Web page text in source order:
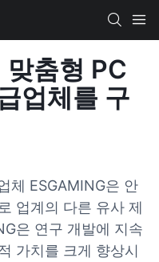
춤형 PC
업체를 구
체 ESGAMING은 안
업계의 다른 유사 제
은 연구 개발에 지속
가치를 크게 향상시